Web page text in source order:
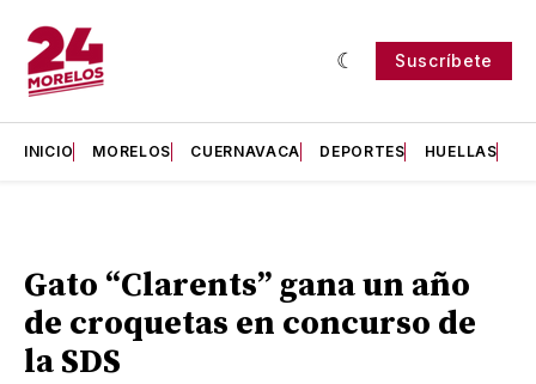
Suscríbete
INICIO MORELOS CUERNAVACA DEPORTES HUELLAS
Gato “Clarents” gana un año
de croquetas en concurso de
la SDS